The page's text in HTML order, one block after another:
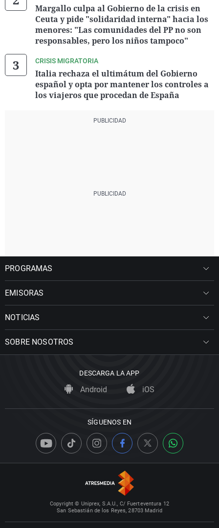
Margallo culpa al Gobierno de la crisis en
Ceuta y pide "solidaridad interna" hacia los
menores: "Las comunidades del PP no son
responsables, pero los niños tampoco"
CRISIS MIGRATORIA
Italia rechaza el ultimátum del Gobierno
español y opta por mantener los controles a
los viajeros que procedan de España
PROGRAMAS
EMISORAS
NOTICIAS
SOBRE NOSOTROS
DESCARGA LA APP
Android iOS
SÍGUENOS EN
Copyright © Uniprex, S.A.U., C/ Fuerteventura 12
San Sebastián de los Reyes, 28703 Madrid